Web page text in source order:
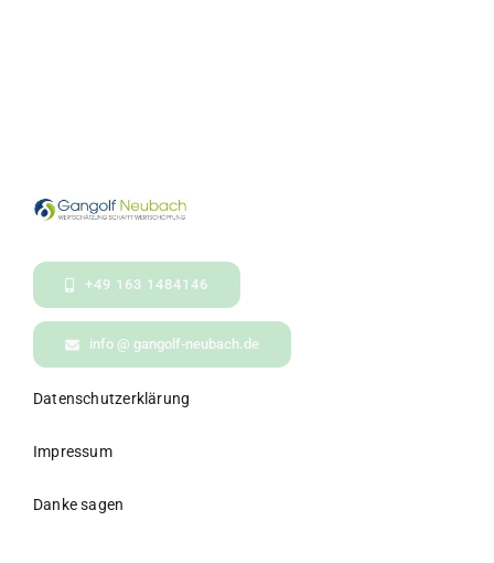
+49 163 1484146
info @ gangolf-neubach.de
Datenschutzerklärung
Impressum
Danke sagen